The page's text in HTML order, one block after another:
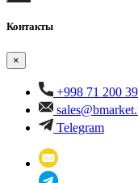
Контакты
×
+998 71 200
Telegram